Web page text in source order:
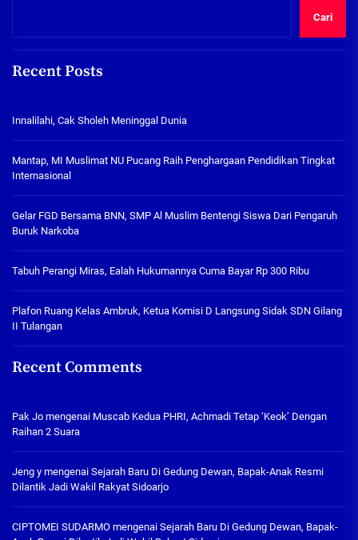
Cari
Recent Posts
Innalilahi, Cak Sholeh Meninggal Dunia
Mantap, MI Muslimat NU Pucang Raih Penghargaan Pendidikan Tingkat
Internasional
Gelar FGD Bersama BNN, SMP Al Muslim Bentengi Siswa Dari Pengaruh
Buruk Narkoba
Tabuh Perangi Miras, Ealah Hukumannya Cuma Bayar Rp 300 Ribu
Plafon Ruang Kelas Ambruk, Ketua Komisi D Langsung Sidak SDN Gilang
II Tulangan
Recent Comments
Pak Jo mengenai Muscab Kedua PHRI, Achmadi Tetap ‘Keok’ Dengan
Raihan 2 Suara
Jeng y mengenai Sejarah Baru Di Gedung Dewan, Bapak-Anak Resmi
Dilantik Jadi Wakil Rakyat Sidoarjo
CIPTOMEI SUDARMO mengenai Sejarah Baru Di Gedung Dewan, Bapak-